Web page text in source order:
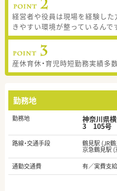
経営者や役員は現場を経験し
きやすい環境が整っているんで
産休育休・育児時短勤務実績多
勤務地
勤務地 神奈川県
3 105号
路線・交通手段 鶴見駅 (JR
京急鶴見駅 (
通勤交通費
有／実費支